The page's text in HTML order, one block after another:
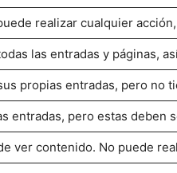
realizar cualquier
las entradas y páginas,
propias entradas, pero no
entradas, pero estas deben
ver contenido. No puede